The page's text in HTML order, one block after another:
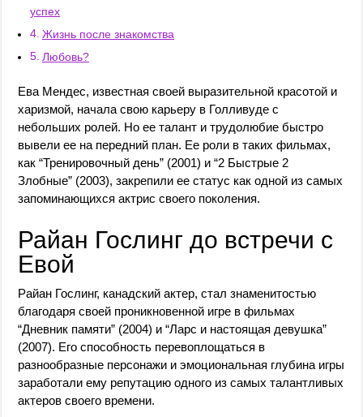
успех
Жизнь после знакомства
Любовь?
Ева Мендес, известная своей выразительной красотой и
харизмой, начала свою карьеру в Голливуде с
небольших ролей. Но ее талант и трудолюбие быстро
вывели ее на передний план. Ее роли в таких фильмах,
как “Тренировочный день” (2001) и “2 Быстрые 2
Злобные” (2003), закрепили ее статус как одной из самых
запоминающихся актрис своего поколения.
Райан Гослинг до встречи с
Евой
Райан Гослинг, канадский актер, стал знаменитостью
благодаря своей проникновенной игре в фильмах
“Дневник памяти” (2004) и “Ларс и настоящая девушка”
(2007). Его способность перевоплощаться в
разнообразные персонажи и эмоциональная глубина игры
заработали ему репутацию одного из самых талантливых
актеров своего времени.